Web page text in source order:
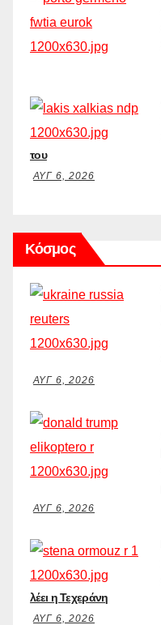
του
ΑΥΓ 6, 2026
Κόσμος
ΑΥΓ 6, 2026
ΑΥΓ 6, 2026
λέει η Τεχεράνη
ΑΥΓ 6, 2026